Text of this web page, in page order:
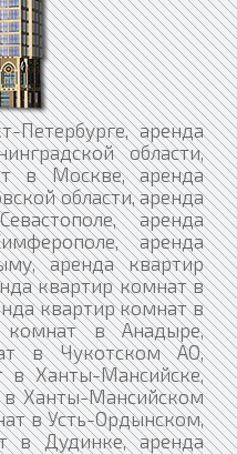
Петербурге, аренда
области,
в Москве, аренда
области, аренда
аренда
аренда
аренда квартир
квартир комнат в
квартир комнат в
комнат в Анадыре,
в Чукотском АО,
в Ханты-Мансийске,
в Ханты-Мансийском
в Усть-Ордынском,
в Дудинке, аренда